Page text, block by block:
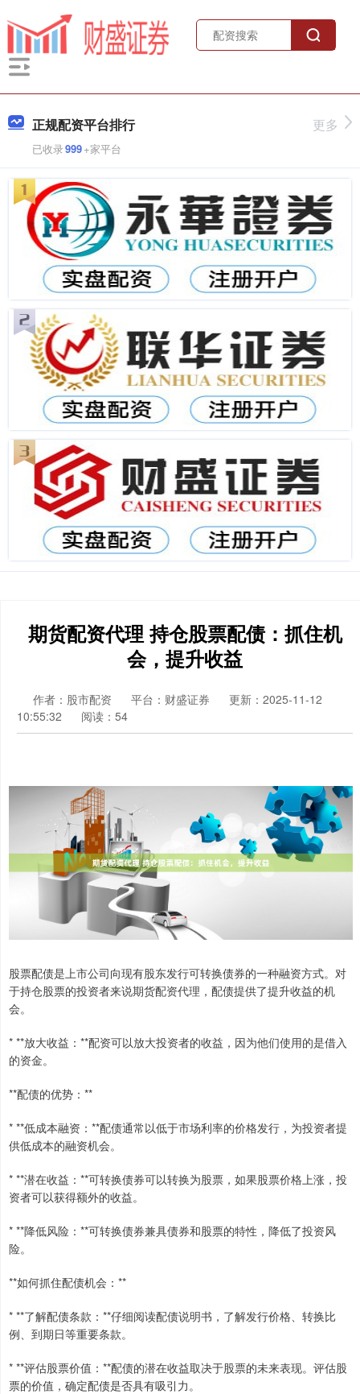
正规配资平台排行
已收录999+家平台
更多
期货配资代理 持仓股票配债：抓住机
会，提升收益
作者：股市配资 平台：财盛证券
更新：2025-11-12
10:55:32
阅读：54
股票配债是上市公司向现有股东发行可转换债券的一种融资方式。对
于持仓股票的投资者来说期货配资代理，配债提供了提升收益的机
会。
* **放大收益：**配资可以放大投资者的收益，因为他们使用的是借入
的资金。
**配债的优势：**
* **低成本融资：**配债通常以低于市场利率的价格发行，为投资者提
供低成本的融资机会。
* **潜在收益：**可转换债券可以转换为股票，如果股票价格上涨，投
资者可以获得额外的收益。
* **降低风险：**可转换债券兼具债券和股票的特性，降低了投资风
险。
**如何抓住配债机会：**
* **了解配债条款：**仔细阅读配债说明书，了解发行价格、转换比
例、到期日等重要条款。
* **评估股票价值：**配债的潜在收益取决于股票的未来表现。评估股
票的价值，确定配债是否具有吸引力。